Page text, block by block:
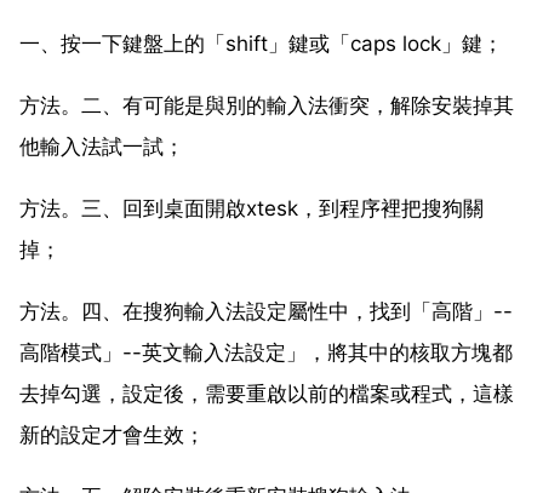
一、按一下鍵盤上的「shift」鍵或「caps lock」鍵；
方法。二、有可能是與別的輸入法衝突，解除安裝掉其
他輸入法試一試；
方法。三、回到桌面開啟xtesk，到程序裡把搜狗關
掉；
方法。四、在搜狗輸入法設定屬性中，找到「高階」--
高階模式」--英文輸入法設定」，將其中的核取方塊都
去掉勾選，設定後，需要重啟以前的檔案或程式，這樣
新的設定才會生效；